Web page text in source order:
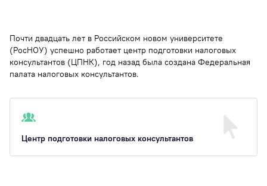
Почти двадцать лет в Российском новом университете
(РосНОУ) успешно работает центр подготовки налоговых
консультантов (ЦПНК), год назад была создана Федеральная
палата налоговых консультантов.
Центр подготовки налоговых консультантов